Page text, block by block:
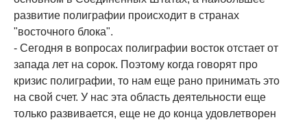
развитие полиграфии происходит в странах
"восточного блока".
- Сегодня в вопросах полиграфии восток отстает от
запада лет на сорок. Поэтому когда говорят про
кризис полиграфии, то нам еще рано принимать это
на свой счет. У нас эта область деятельности еще
только развивается, еще не до конца удовлетворен